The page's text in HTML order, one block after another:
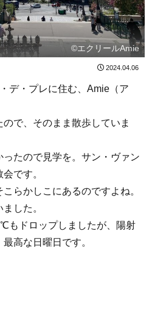
©エクリールAmie
2024.04.06
デ・プレに住む、Amie（ア
で、そのまま散歩していま
たので見学を。サン・ヴァン
です。
らかしこにあるのですよね。
した。
もドロップしましたが、陽射
高な日曜日です。